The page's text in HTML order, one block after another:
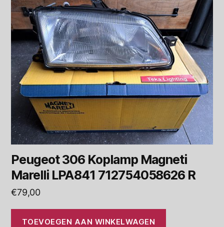
Peugeot 306 Koplamp Magneti
Marelli LPA841 712754058626 R
€79,00
TOEVOEGEN AAN WINKELWAGEN